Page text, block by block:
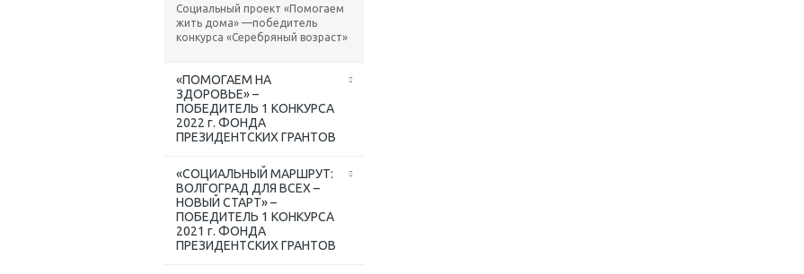
Социальный проект «Помогаем
жить дома» —победитель
конкурса «Серебряный возраст»
«ПОМОГАЕМ НА
ЗДОРОВЬЕ» –
ПОБЕДИТЕЛЬ 1 КОНКУРСА
2022 г. ФОНДА
ПРЕЗИДЕНТСКИХ ГРАНТОВ
«СОЦИАЛЬНЫЙ МАРШРУТ:
ВОЛГОГРАД ДЛЯ ВСЕХ –
НОВЫЙ СТАРТ» –
ПОБЕДИТЕЛЬ 1 КОНКУРСА
2021 г. ФОНДА
ПРЕЗИДЕНТСКИХ ГРАНТОВ